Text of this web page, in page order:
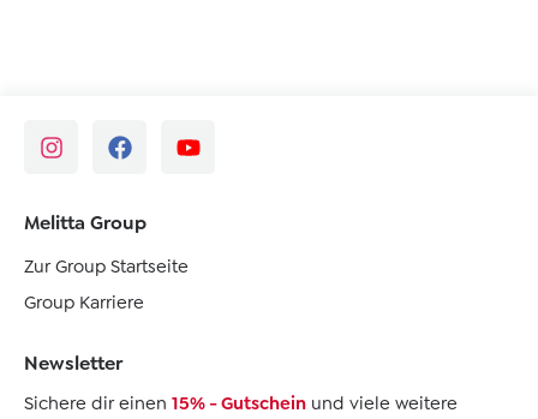
Melitta Group
Zur Group Startseite
Group Karriere
Newsletter
Sichere dir einen 15% - Gutschein und viele weitere